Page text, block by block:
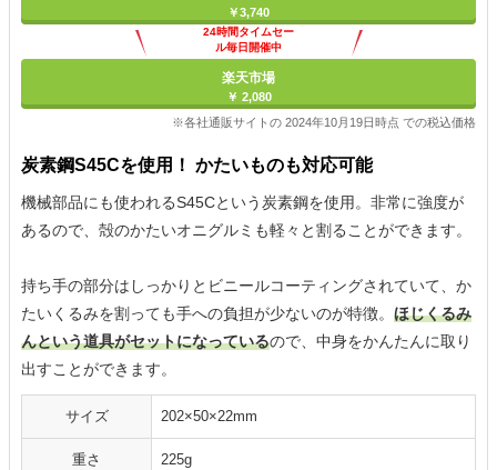
￥3,740
24時間タイムセー
ル毎日開催中
楽天市場
￥ 2,080
※各社通販サイトの 2024年10月19日時点 での税込価格
炭素鋼S45Cを使用！ かたいものも対応可能
機械部品にも使われるS45Cという炭素鋼を使用。非常に強度が
あるので、殻のかたいオニグルミも軽々と割ることができます。
持ち手の部分はしっかりとビニールコーティングされていて、か
たいくるみを割っても手への負担が少ないのが特徴。 ほじくるみ
んという道具がセットになっているので、中身をかんたんに取り
出すことができます。
サイズ 202×50×22mm
重さ 225g